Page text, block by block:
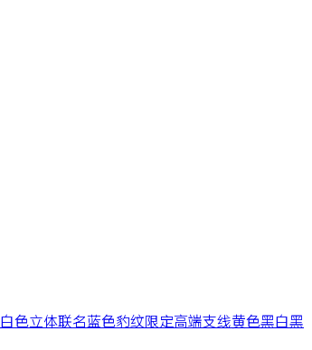
白色立体联名蓝色豹纹限定高端支线黄色黑白黑